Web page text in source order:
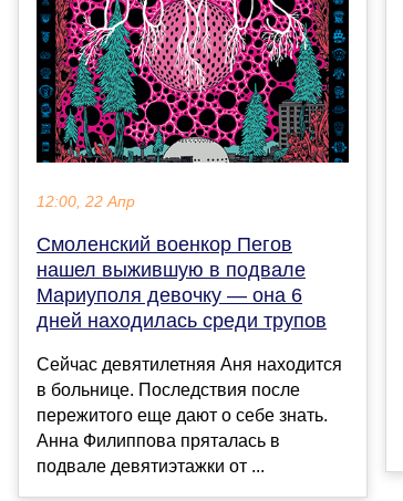
12:00, 22 Апр
Смоленский военкор Пегов
нашел выжившую в подвале
Мариуполя девочку — она 6
дней находилась среди трупов
Сейчас девятилетняя Аня находится
в больнице. Последствия после
пережитого еще дают о себе знать.
Анна Филиппова пряталась в
подвале девятиэтажки от ...